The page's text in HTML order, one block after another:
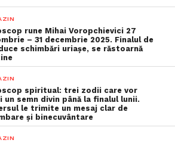
rune Mihai Voropchievici 27
– 31 decembrie 2025. Finalul de
schimbări uriașe, se răstoarnă
spiritual: trei zodii care vor
un semn divin până la finalul lunii.
le trimite un mesaj clar de
și binecuvântare